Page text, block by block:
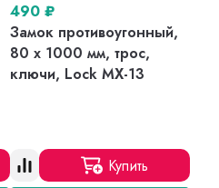
490 ₽
Замок противоугонный,
80 х 1000 мм, трос,
ключи, Lock MX-13
Купить